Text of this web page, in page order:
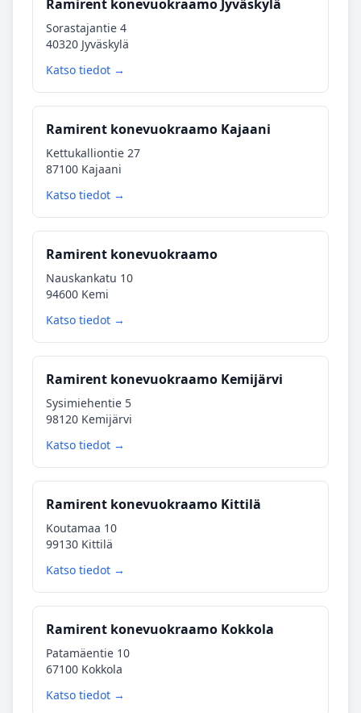
Ramirent konevuokraamo Jyväskylä
Sorastajantie 4
40320 Jyväskylä
Katso tiedot →
Ramirent konevuokraamo Kajaani
Kettukalliontie 27
87100 Kajaani
Katso tiedot →
Ramirent konevuokraamo
Nauskankatu 10
94600 Kemi
Katso tiedot →
Ramirent konevuokraamo Kemijärvi
Sysimiehentie 5
98120 Kemijärvi
Katso tiedot →
Ramirent konevuokraamo Kittilä
Koutamaa 10
99130 Kittilä
Katso tiedot →
Ramirent konevuokraamo Kokkola
Patamäentie 10
67100 Kokkola
Katso tiedot →